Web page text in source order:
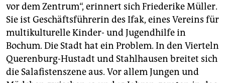
vor dem Zentrum“, erinnert sich Friederike Müller.
Sie ist Geschäftsführerin des Ifak, eines Vereins für
multikulturelle Kinder- und Jugendhilfe in
Bochum. Die Stadt hat ein Problem. In den Vierteln
Querenburg-Hustadt und Stahlhausen breitet sich
die Salafistenszene aus. Vor allem Jungen und